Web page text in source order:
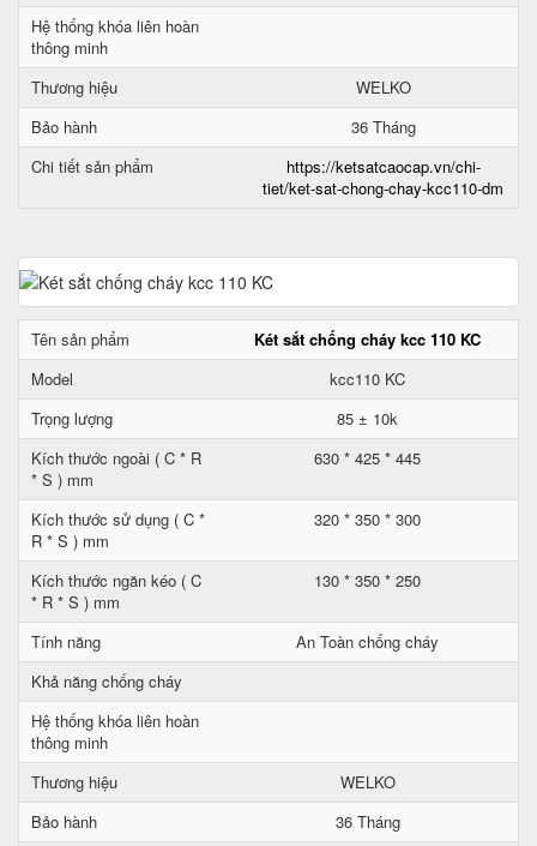
Hệ thống khóa liên hoàn
thông minh
Thương hiệu
WELKO
Bảo hành
36 Tháng
Chi tiết sản phẩm
https://ketsatcaocap.vn/chi-
tiet/ket-sat-chong-chay-kcc110-dm
Tên sản phẩm
Két sắt chống cháy kcc 110 KC
Model
kcc110 KC
Trọng lượng
85 ± 10k
Kích thước ngoài ( C * R
* S ) mm
630 * 425 * 445
Kích thước sử dụng ( C *
R * S ) mm
320 * 350 * 300
Kích thước ngăn kéo ( C
* R * S ) mm
130 * 350 * 250
Tính năng
An Toàn chống cháy
Khả năng chống cháy
Hệ thống khóa liên hoàn
thông minh
Thương hiệu
WELKO
Bảo hành
36 Tháng